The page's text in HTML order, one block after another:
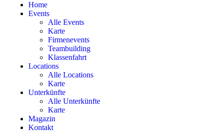
Home
Events
Alle Events
Karte
Firmenevents
Teambuilding
Klassenfahrt
Locations
Alle Locations
Karte
Unterkünfte
Alle Unterkünfte
Karte
Magazin
Kontakt